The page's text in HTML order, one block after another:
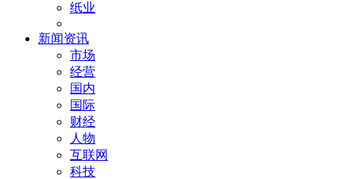
纸业
新闻资讯
市场
经营
国内
国际
财经
人物
互联网
科技